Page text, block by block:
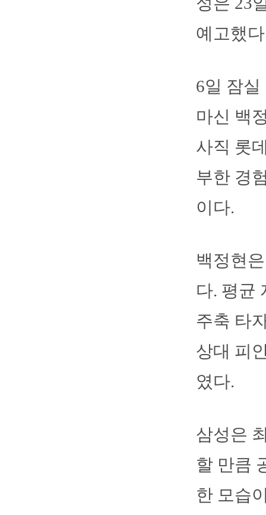
예고했
6일 잠
마신 백
사직 롯
부한 경
이다.
백정현
다. 평균
주축 타
상대 피
였다.
삼성은
할 만큼
한 모습